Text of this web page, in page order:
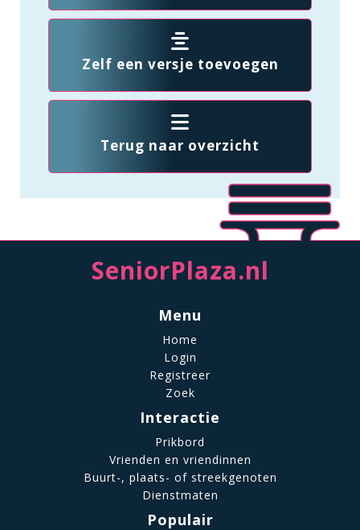
Zelf een versje toevoegen
Terug naar overzicht
SeniorPlaza.nl
Menu
Home
Login
Registreer
Zoek
Interactie
Prikbord
Vrienden en vriendinnen
Buurt-, plaats- of streekgenoten
Dienstmaten
Populair